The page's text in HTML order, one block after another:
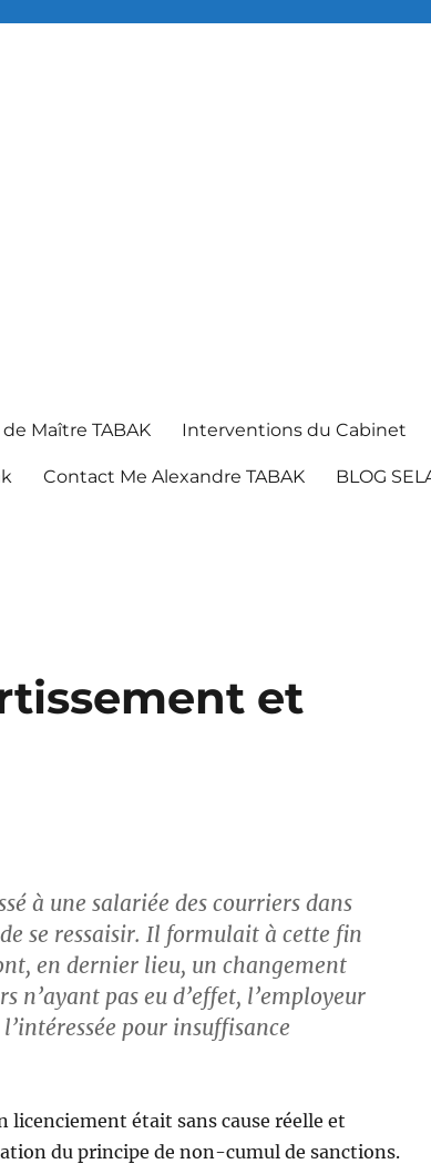
Maître TABAK Interventions du Cabinet
Contact Me Alexandre TABAK BLOG
et
à une salariée des courriers dans
se ressaisir. Il formulait à cette fin
en dernier lieu, un changement
n’ayant pas eu d’effet, l’employeur
pour insuffisance
licenciement était sans cause réelle et
du principe de non-cumul de sanctions.